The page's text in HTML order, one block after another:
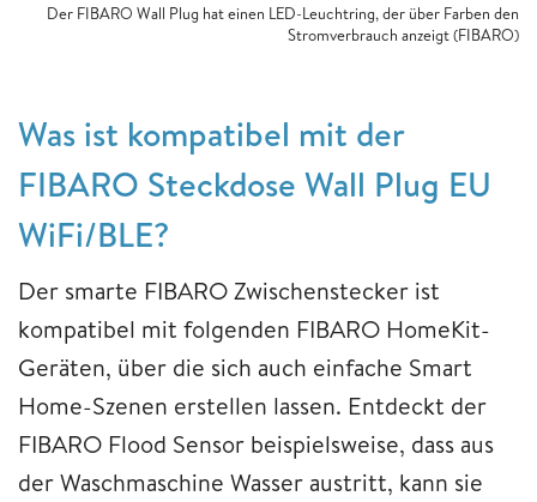
Der FIBARO Wall Plug hat einen LED-Leuchtring, der über Farben den
Stromverbrauch anzeigt (FIBARO)
Was ist kompatibel mit der
FIBARO Steckdose Wall Plug EU
WiFi/BLE?
Der smarte FIBARO Zwischenstecker ist
kompatibel mit folgenden FIBARO HomeKit-
Geräten, über die sich auch einfache Smart
Home-Szenen erstellen lassen. Entdeckt der
FIBARO Flood Sensor beispielsweise, dass aus
der Waschmaschine Wasser austritt, kann sie